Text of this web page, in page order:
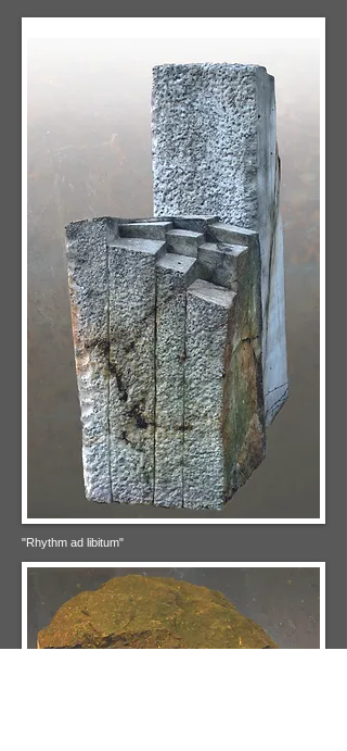
"Rhythm ad libitum"